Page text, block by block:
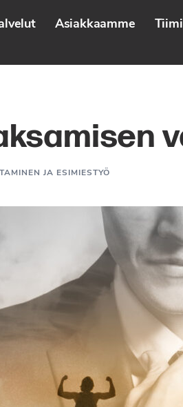
Asiakkaamme Tiimi
JA ESIMIESTYÖ